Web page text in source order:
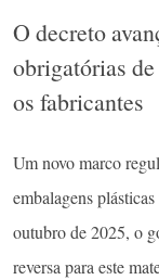
O decreto
obrigatórias
os fabricantes
Um novo marco
embalagens
outubro de 2025, o
reversa para este